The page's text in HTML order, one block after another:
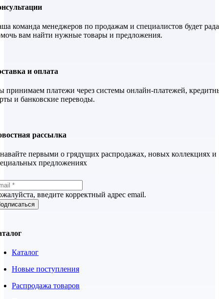
команда менеджеров по продажам и специалистов будет рада
вам найти нужные товары и предложения.
и оплата
принимаем платежи через системы онлайн-платежей,
и банковские переводы.
рассылка
первыми о грядущих распродажах, новых коллекциях и
предложениях
введите корректный адрес email.
Каталог
Новые поступления
Распродажа товаров